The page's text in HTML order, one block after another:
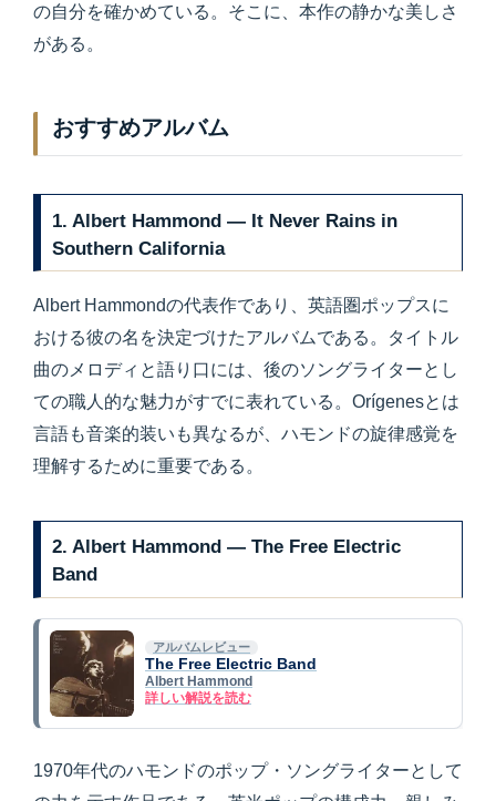
の自分を確かめている。そこに、本作の静かな美しさ
がある。
おすすめアルバム
1. Albert Hammond — It Never Rains in
Southern California
Albert Hammondの代表作であり、英語圏ポップスに
おける彼の名を決定づけたアルバムである。タイトル
曲のメロディと語り口には、後のソングライターとし
ての職人的な魅力がすでに表れている。Orígenesとは
言語も音楽的装いも異なるが、ハモンドの旋律感覚を
理解するために重要である。
2. Albert Hammond — The Free Electric
Band
アルバムレビュー
The Free Electric Band
Albert Hammond
詳しい解説を読む
1970年代のハモンドのポップ・ソングライターとして